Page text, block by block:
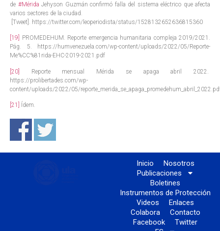
de #Mérida Jehyson Guzmán confirmó falla del sistema eléctrico que afecta
varios sectores de la ciudad.
[Tweet]. https://twitter.com/leoperiodista/status/1528132652636815360
[19]
PROMEDEHUM. Reporte emergencia humanitaria compleja 2019/2021.
Pág. 5. https://humvenezuela.com/wp-content/uploads/2022/05/Reporte-
Me%CC%81rida-EHC-2019-2021.pdf
[20]
Reporte mensual Mérida se apaga abril 2022.
https://prolibertades.com/wp-
content/uploads/2022/05/
[21] Ídem.
Inicio
Nosotros
Publicaciones
Boletines
Instrumentos de Protección
Videos
Enlaces
Colabora
Contacto
Facebook
Twitter